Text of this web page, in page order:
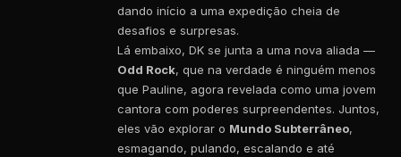
dando início a uma expedição cheia de
desafios e surpresas.
Lá embaixo, DK se junta a uma nova aliada —
Odd Rock, que na verdade é ninguém menos
que Pauline, agora revelada como uma jovem
cantora com poderes surpreendentes. Juntos,
eles vão explorar o Mundo Subterrâneo,
esmagando, pulando, escalando e até